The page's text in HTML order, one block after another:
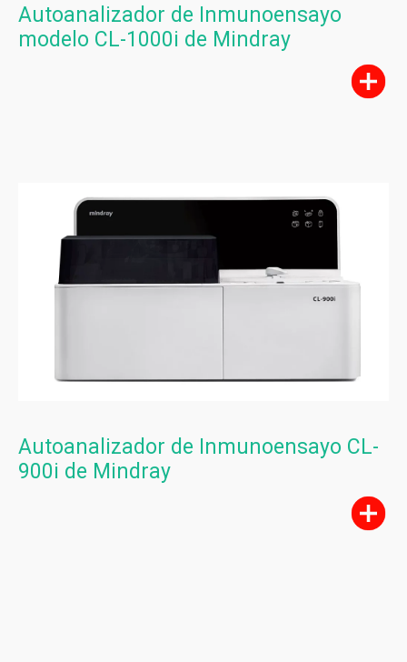
Autoanalizador de Inmunoensayo
modelo CL-1000i de Mindray
Autoanalizador de Inmunoensayo CL-
900i de Mindray